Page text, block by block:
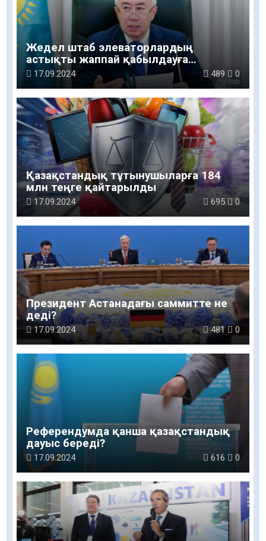
Жедел штаб элеваторлардың
астықты жаппай қабылдауға
дайындығын қарастырды
17.09.2024 489 0
Қазақстандық тұтынушыларға 184
млн теңге қайтарылды
17.09.2024 695 0
Президент Астанадағы саммитте не
деді?
17.09.2024 481 0
Референдумда қанша қазақстандық
дауыс береді?
17.09.2024 616 0